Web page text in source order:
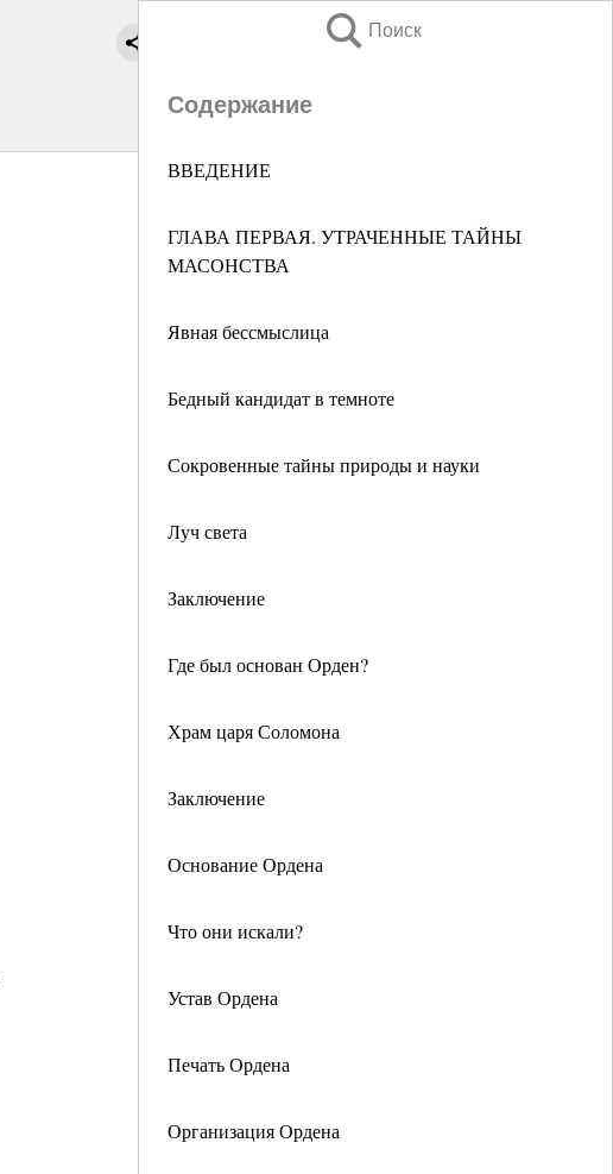
Поиск
Содержание
ВВЕДЕНИЕ
ГЛАВА ПЕРВАЯ. УТРАЧЕННЫЕ ТАЙНЫ
МАСОНСТВА
Явная бессмыслица
Бедный кандидат в темноте
Сокровенные тайны природы и науки
Луч света
Заключение
Где был основан Орден?
Храм царя Соломона
Заключение
Основание Ордена
Что они искали?
Устав Ордена
Печать Ордена
Организация Ордена